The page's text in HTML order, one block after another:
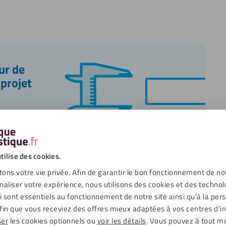
des cookies.
votre vie privée. Afin de garantir le bon fonctionnement de
votre expérience, nous utilisons des cookies et des
sont essentiels au fonctionnement de notre site ainsi qu’à la
que vous receviez des offres mieux adaptées à vos centres
les cookies optionnels ou voir les détails. Vous pouvez à tout
de